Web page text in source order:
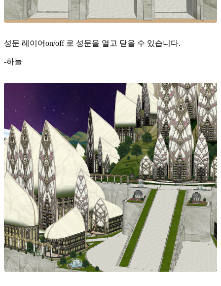
성문 레이어on/off 로 성문을 열고 닫을 수 있습니다.
-하늘